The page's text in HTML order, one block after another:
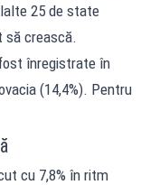
25 de state
să crească.
înregistrate în
(14,4%). Pentru
cu 7,8% în ritm